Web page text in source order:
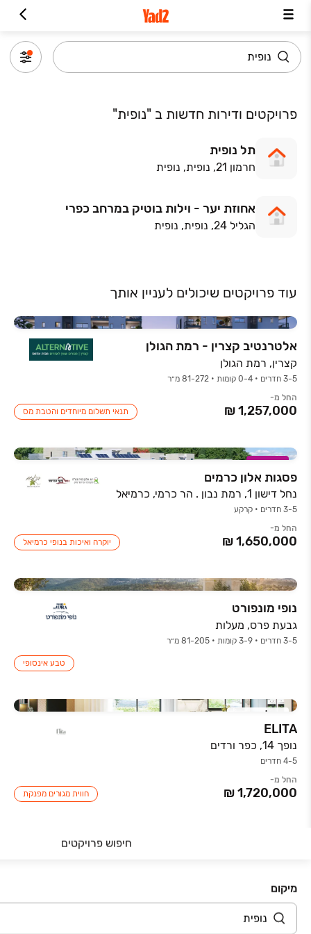
חיפוש פרויקטים
מיקום
פרויקטים ודירות חדשות ב "נופית"
תל נופית
חרמון 21, נופית, נופית
אחוזת יער - וילות בוטיק במרחב כפרי
הגליל 24, נופית, נופית
עוד פרויקטים שיכולים לעניין אותך
אלטרנטיב קצרין - רמת הגולן
קצרין, רמת הגולן
3-5 חדרים • 0-4 קומות • 81-272 מ״ר
החל מ-
תנאי תשלום מיוחדים והטבת מס
במבצע
פסגות אלון כרמים
נחל דישון 1, רמת נבון . הר כרמי, כרמיאל
3-5 חדרים • קרקע
החל מ-
יוקרה ואיכות בנופי כרמיאל
נופי מונפורט
גבעת פרס, מעלות
3-5 חדרים • 3-9 קומות • 81-205 מ״ר
טבע אינסופי
אכלוס קרוב
ELITA
נופך 14, כפר ורדים
4-5 חדרים
החל מ-
חווית מגורים מפנקת
3-7 חדרים • 0-8 קומות • 83-204 מ״ר
החל מ-